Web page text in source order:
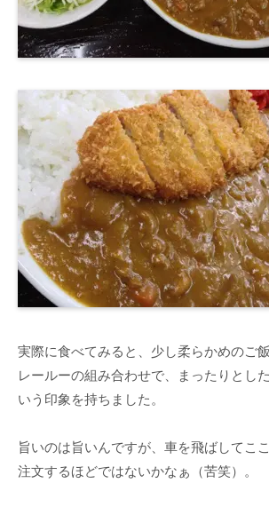
実際に食べてみると、少し柔らかめのご
レールーの組み合わせで、まったりとし
いう印象を持ちました。
旨いのは旨いんですが、車を飛ばしてこ
注文するほどではないかなぁ（苦笑）。